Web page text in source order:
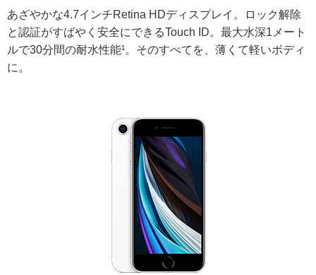
あざやかな4.7インチRetina HDディスプレイ。ロック解除
と認証がすばやく安全にできるTouch ID。最大水深1メート
ルで30分間の耐水性能¹。そのすべてを、薄くて軽いボディ
に。